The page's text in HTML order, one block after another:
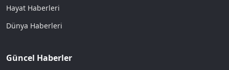
Hayat Haberleri
Dünya Haberleri
Güncel Haberler